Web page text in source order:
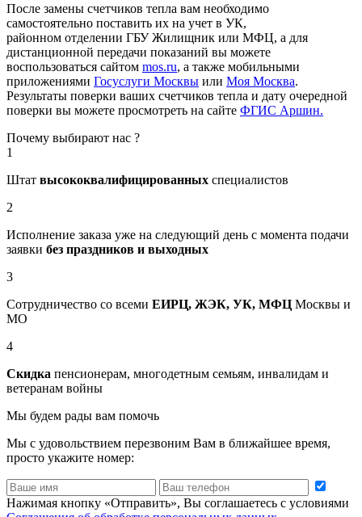
После замены счетчиков тепла вам необходимо
самостоятельно поставить их на учет в УК,
районном отделении ГБУ Жилищник или МФЦ, а для
дистанционной передачи показаний вы можете
воспользоваться сайтом mos.ru, а также мобильными
приложениями Госуслуги Москвы или Моя Москва.
Результаты поверки ваших счетчиков тепла и дату очередной
поверки вы можете просмотреть на сайте ФГИС Аршин.
Почему выбирают нас ?
1
Штат высококвалифицированных специалистов
2
Исполнение заказа уже на следующий день с момента подачи
заявки без праздников и выходных
3
Сотрудничество со всеми ЕИРЦ, ЖЭК, УК, МФЦ Москвы и
МО
4
Скидка пенсионерам, многодетным семьям, инвалидам и
ветеранам войны
Мы будем рады вам помочь
Мы с удовольствием перезвоним Вам в ближайшее время,
просто укажите номер:
Нажимая кнопку «Отправить», Вы соглашаетесь с условиями